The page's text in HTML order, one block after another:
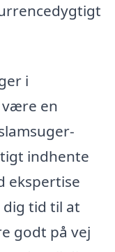
i
være en
indhente
ekspertise
dig tid til at
godt på vej